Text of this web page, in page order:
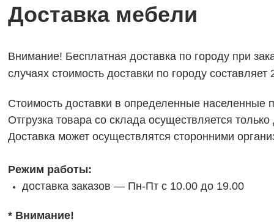
Стоимость доставки в определенные населенные
Отгрузка товара со склада осуществляется
Доставка может осуществлятся сторонними
Режим работы:
доставка заказов — Пн-Пт с 10.00 до 19.00
* Внимание!
Внимание! Бесплатная доставка по городу при
случаях стоимость доставки по городу составляет
Доставка мебели